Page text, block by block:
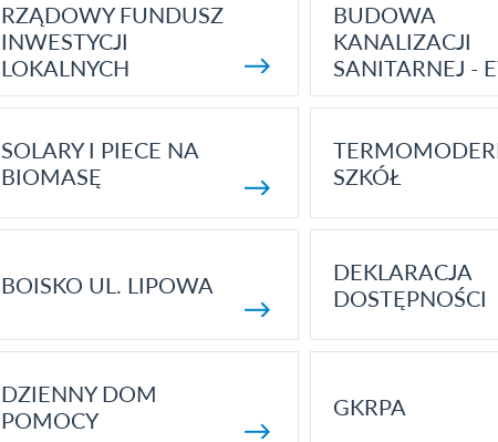
RZĄDOWY FUNDUSZ
INWESTYCJI
LOKALNYCH
BUDOWA
KANALIZACJI
SANITARNEJ -
SOLARY I PIECE NA
BIOMASĘ
SZKÓŁ
BOISKO UL. LIPOWA
DEKLARACJA
DOSTĘPNOŚCI
DZIENNY DOM
POMOCY
GKRPA